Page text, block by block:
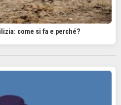
come si fa e perché?